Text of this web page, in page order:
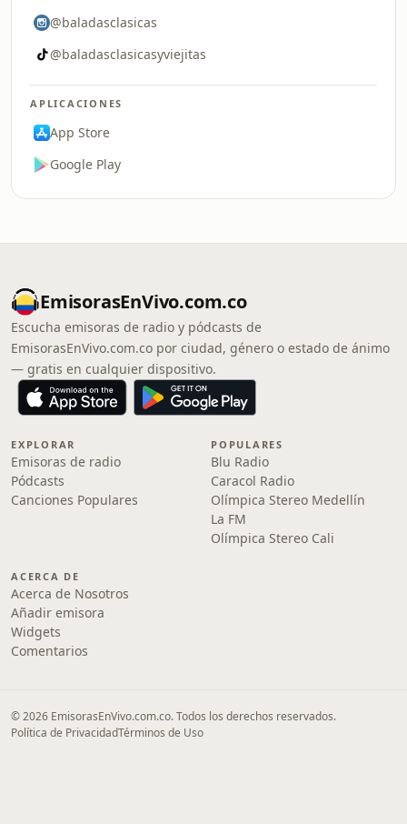
@baladasclasicas
@baladasclasicasyviejitas
APLICACIONES
App Store
Google Play
EmisorasEnVivo.com.co
Escucha emisoras de radio y pódcasts de
EmisorasEnVivo.com.co por ciudad, género o estado de ánimo
— gratis en cualquier dispositivo.
EXPLORAR
Emisoras de radio
Pódcasts
Canciones Populares
POPULARES
Blu Radio
Caracol Radio
Olímpica Stereo Medellín
La FM
Olímpica Stereo Cali
ACERCA DE
Acerca de Nosotros
Añadir emisora
Widgets
Comentarios
© 2026 EmisorasEnVivo.com.co. Todos los derechos reservados.
Política de PrivacidadTérminos de Uso